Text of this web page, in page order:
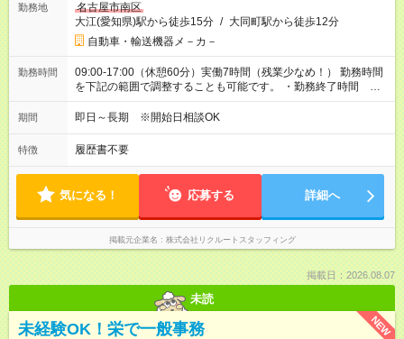
勤務地
名古屋市南区
大江(愛知県)駅から徒歩15分 / 大同町駅から徒歩12分
自動車・輸送機器メ－カ－
勤務時間
09:00-17:00（休憩60分）実働7時間（残業少なめ！） 勤務時間
を下記の範囲で調整することも可能です。 ・勤務終了時間
17:00～18:00 ・実働 07:00～08:00
期間 即日～長期 ※開始日相談OK
特徴 履歴書不要
気になる！ 応募する 詳細へ
掲載元企業名 株式会社リクルートスタッフィング
掲載日：2026.08.07
未読
NEW
未経験OK！栄で一般事務